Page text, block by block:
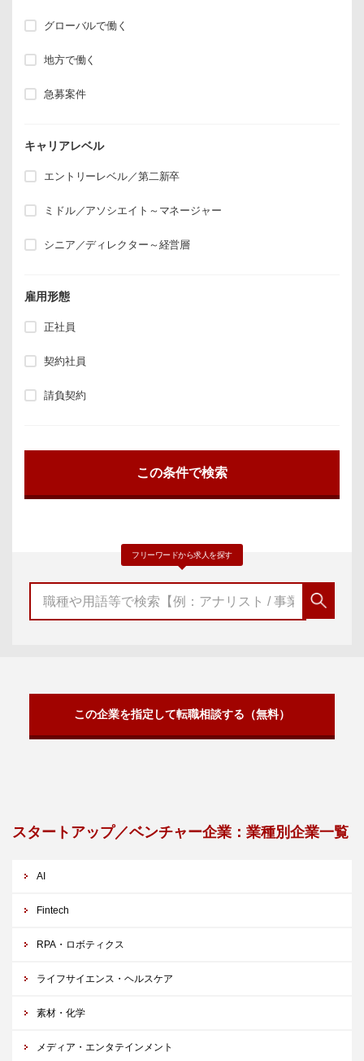
グローバルで働く
地方で働く
急募案件
キャリアレベル
エントリーレベル／第二新卒
ミドル／アソシエイト～マネージャー
シニア／ディレクター～経営層
雇用形態
正社員
契約社員
請負契約
フリーワードから求人を探す
この企業を指定して転職相談する（無料）
スタートアップ／ベンチャー企業：業種別企業一覧
AI
Fintech
RPA・ロボティクス
ライフサイエンス・ヘルスケア
素材・化学
メディア・エンタテインメント